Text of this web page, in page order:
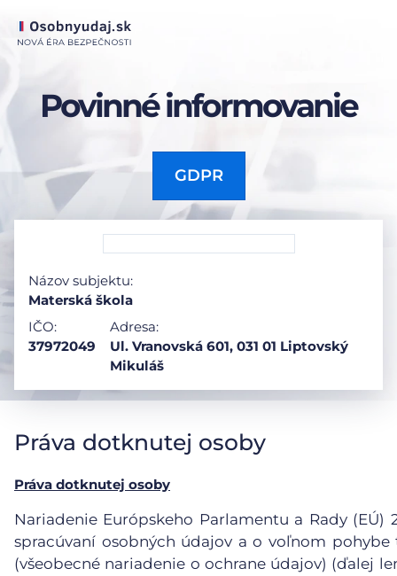
Povinné informovanie
GDPR
Názov subjektu:
Materská škola
IČO:
37972049
Adresa:
Ul. Vranovská 601, 031 01 Liptovský
Mikuláš
Práva dotknutej osoby
Práva dotknutej osoby
Nariadenie Európskeho Parlamentu a Rady (EÚ)
spracúvaní osobných údajov a o voľnom
(všeobecné nariadenie o ochrane údajov) (ďalej